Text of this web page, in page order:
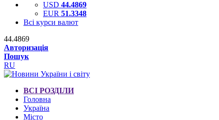
USD 44.4869
EUR 51.3348
Всі курси валют
44.4869
Авторизація
Пошук
RU
ВСІ РОЗДІЛИ
Головна
Україна
Місто